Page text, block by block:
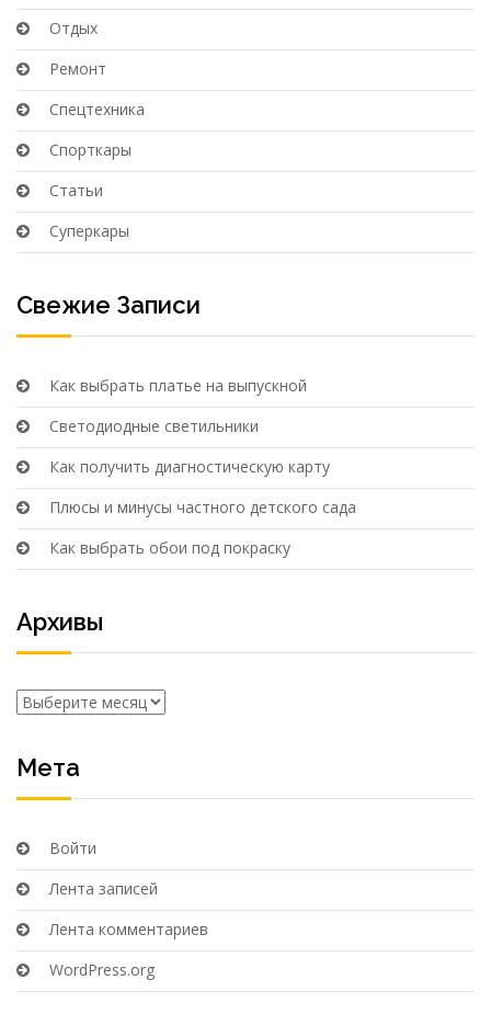
Отдых
Ремонт
Спецтехника
Спорткары
Статьи
Суперкары
Свежие Записи
Как выбрать платье на выпускной
Светодиодные светильники
Как получить диагностическую карту
Плюсы и минусы частного детского сада
Как выбрать обои под покраску
Архивы
Архивы
Мета
Войти
Лента записей
Лента комментариев
WordPress.org